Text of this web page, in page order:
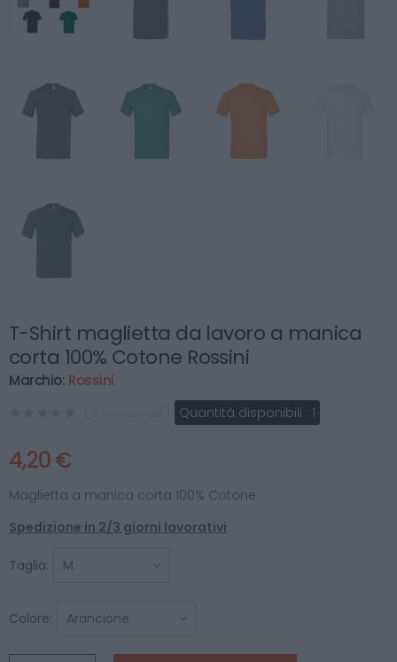
T-Shirt maglietta da lavoro a manica
corta 100% Cotone Rossini
Marchio: Rossini
Quantità disponibili : 1
4,20 €
Maglietta a manica corta 100% Cotone
Spedizione in 2/3 giorni lavorativi
Taglia:
Colore: